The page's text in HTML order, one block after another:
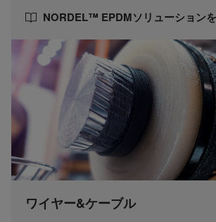
NORDEL™ EPDMソリューション
ワイヤー&ケーブル